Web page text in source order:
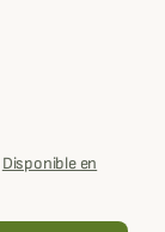
Disponible en